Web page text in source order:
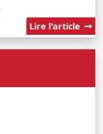
Lire l'article